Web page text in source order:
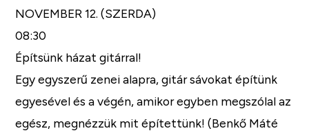
NOVEMBER 12. (SZERDA)
08:30
Építsünk házat gitárral!
Egy egyszerű zenei alapra, gitár sávokat építünk
egyesével és a végén, amikor egyben megszólal az
egész, megnézzük mit építettünk! (Benkő Máté